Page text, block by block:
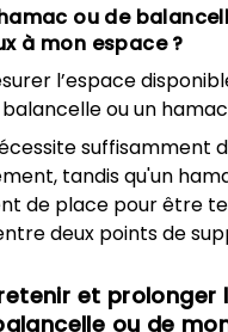
ou de
à mon espace ?
l’espace
ou un
suffisamment
tandis qu'un
de place pour être
deux points de
et prolonger
ou de